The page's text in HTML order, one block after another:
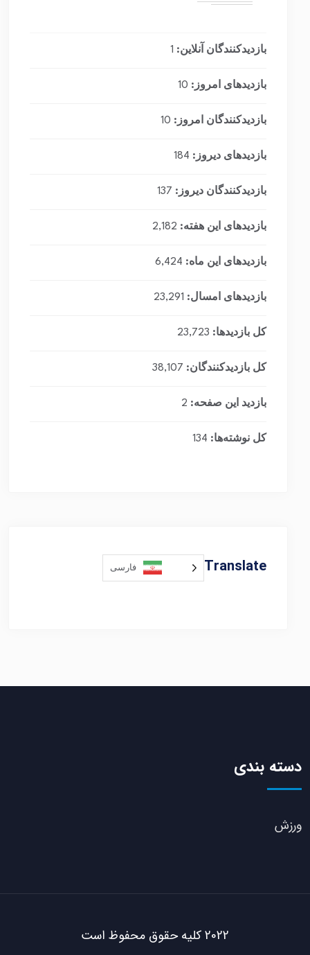
بازدیدکنندگان آنلاین: 1
بازدیدهای امروز: 10
بازدیدکنندگان امروز: 10
بازدیدهای دیروز: 184
بازدیدکنندگان دیروز: 137
بازدیدهای این هفته: 2,182
بازدیدهای این ماه: 6,424
بازدیدهای امسال: 23,291
کل بازدیدها: 23,723
کل بازدیدکنند‌گان: 38,107
بازدید این صفحه: 2
کل نوشته‌ها: 134
Translate فارسی
دسته بندی
ورزش
2022 کلیه حقوق محفوظ است